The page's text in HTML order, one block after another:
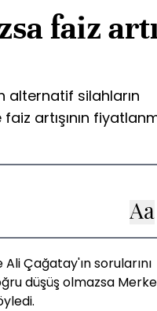
faiz
alternatif silahların
faiz artışının
Çağatay'ın sorularını
düşüş olmazsa